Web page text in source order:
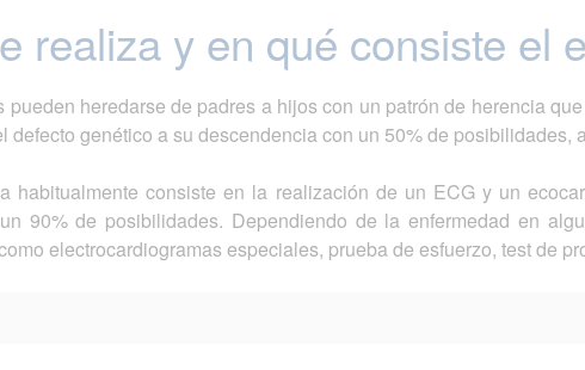
realiza y en qué consiste el
pueden heredarse de padres a hijos con un patrón de herencia
defecto genético a su descendencia con un 50% de posibilidades,
habitualmente consiste en la realización de un ECG y un
90% de posibilidades. Dependiendo de la enfermedad en
electrocardiogramas especiales, prueba de esfuerzo, test de